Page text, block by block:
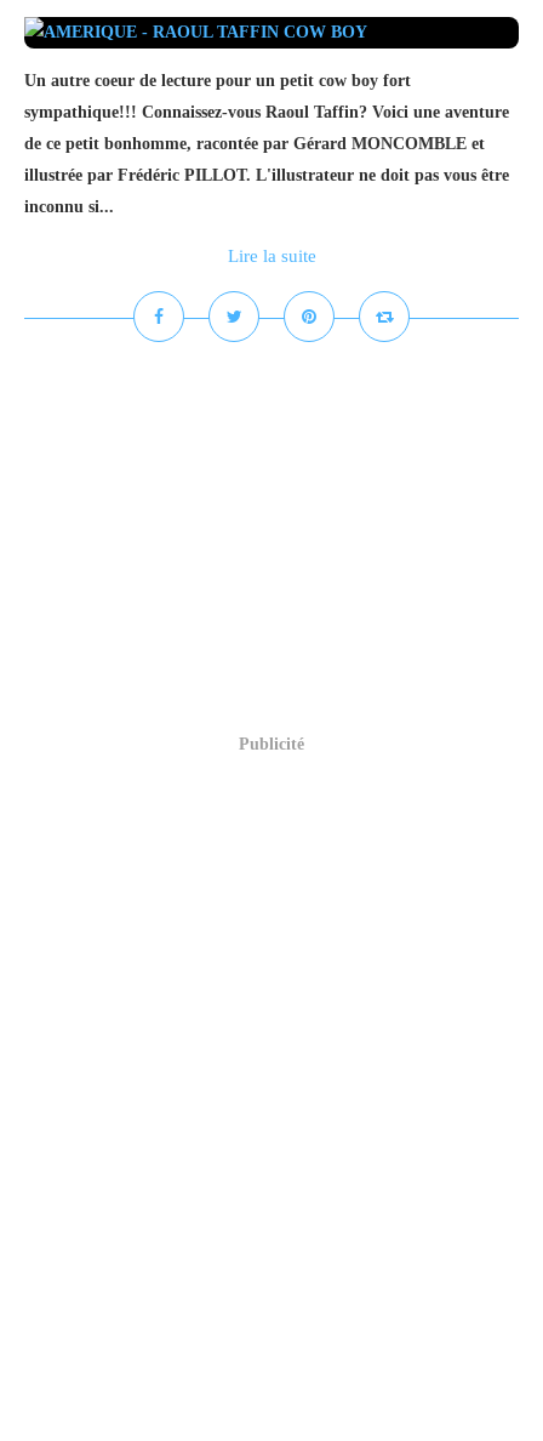
Un autre coeur de lecture pour un petit cow boy fort
sympathique!!! Connaissez-vous Raoul Taffin? Voici une aventure
de ce petit bonhomme, racontée par Gérard MONCOMBLE et
illustrée par Frédéric PILLOT. L'illustrateur ne doit pas vous être
inconnu si...
Lire la suite
Publicité